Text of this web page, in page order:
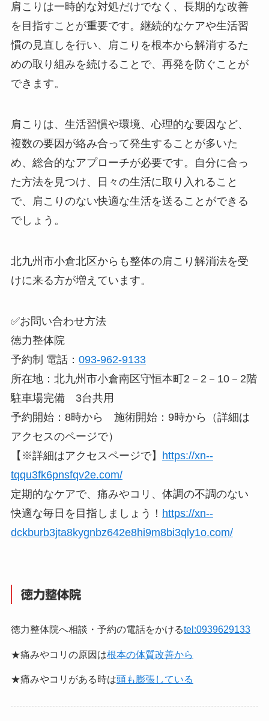
肩こりは一時的な対処だけでなく、長期的な改善
を目指すことが重要です。継続的なケアや生活習
慣の見直しを行い、肩こりを根本から解消するた
めの取り組みを続けることで、再発を防ぐことが
できます。
肩こりは、生活習慣や環境、心理的な要因など、
複数の要因が絡み合って発生することが多いた
め、総合的なアプローチが必要です。自分に合っ
た方法を見つけ、日々の生活に取り入れること
で、肩こりのない快適な生活を送ることができる
でしょう。
北九州市小倉北区からも整体の肩こり解消法を受
けに来る方が増えています。
✅お問い合わせ方法
徳力整体院
予約制 電話： 093-962-9133
所在地：北九州市小倉南区守恒本町2－2－10－2階
駐車場完備 3台共用
予約開始：8時から 施術開始：9時から（詳細は
アクセスのページで）
【※詳細はアクセスページで】 https://xn--
tqqu3fk6pnsfqv2e.com/
定期的なケアで、痛みやコリ、体調の不調のない
快適な毎日を目指しましょう！ https://xn--
dckburb3jta8kygnbz642e8hi9m8bi3qly1o.com/
徳力整体院
徳力整体院へ相談・予約の電話をかけるtel:0939629133
★痛みやコリの原因は根本の体質改善から
★痛みやコリがある時は頭も膨張している